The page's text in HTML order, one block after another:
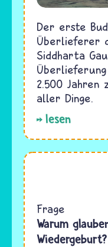
Der erste
Überlieferer
Siddharta
2.500 Jahren
aller Dinge.
lesen
Buddhismus
Frage
Warum
Wiedergeburt?